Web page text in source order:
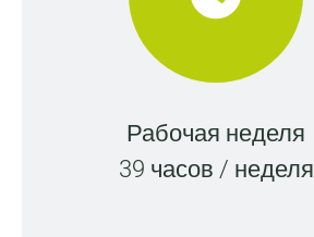
Рабочая неделя
39 часов / неделя